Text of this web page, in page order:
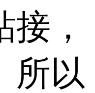
，
所以